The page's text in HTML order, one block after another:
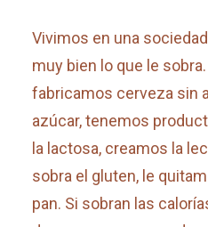
Vivimos en una
muy bien lo que le
fabricamos cerveza sin
azúcar, tenemos
la lactosa, creamos la
sobra el gluten, le
pan. Si sobran las